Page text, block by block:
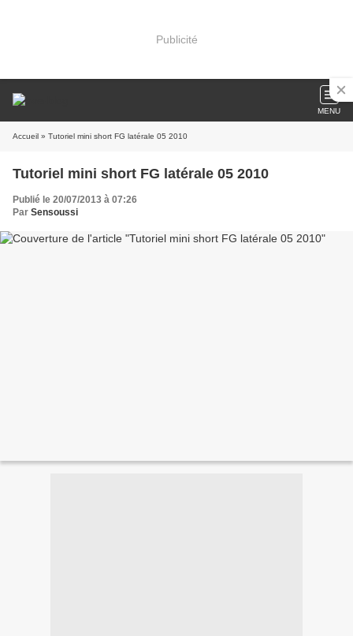
Publicité
MENU
Accueil » Tutoriel mini short FG latérale 05 2010
Tutoriel mini short FG latérale 05 2010
Publié le 20/07/2013 à 07:26
Par Sensoussi